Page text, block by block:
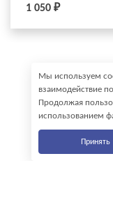
1 050 ₽
Мы используем
взаимодействие
Продолжая
использованием
Принять